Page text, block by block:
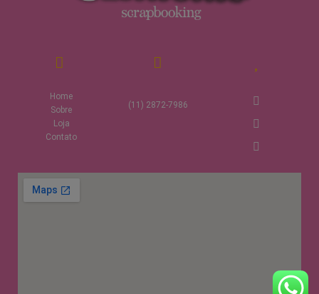
Home
Sobre
Loja
Contato
(11) 2872-7986